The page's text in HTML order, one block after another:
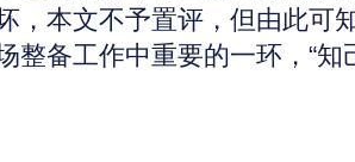
，本文不予置评，但由此可
整备工作中重要的一环，“知